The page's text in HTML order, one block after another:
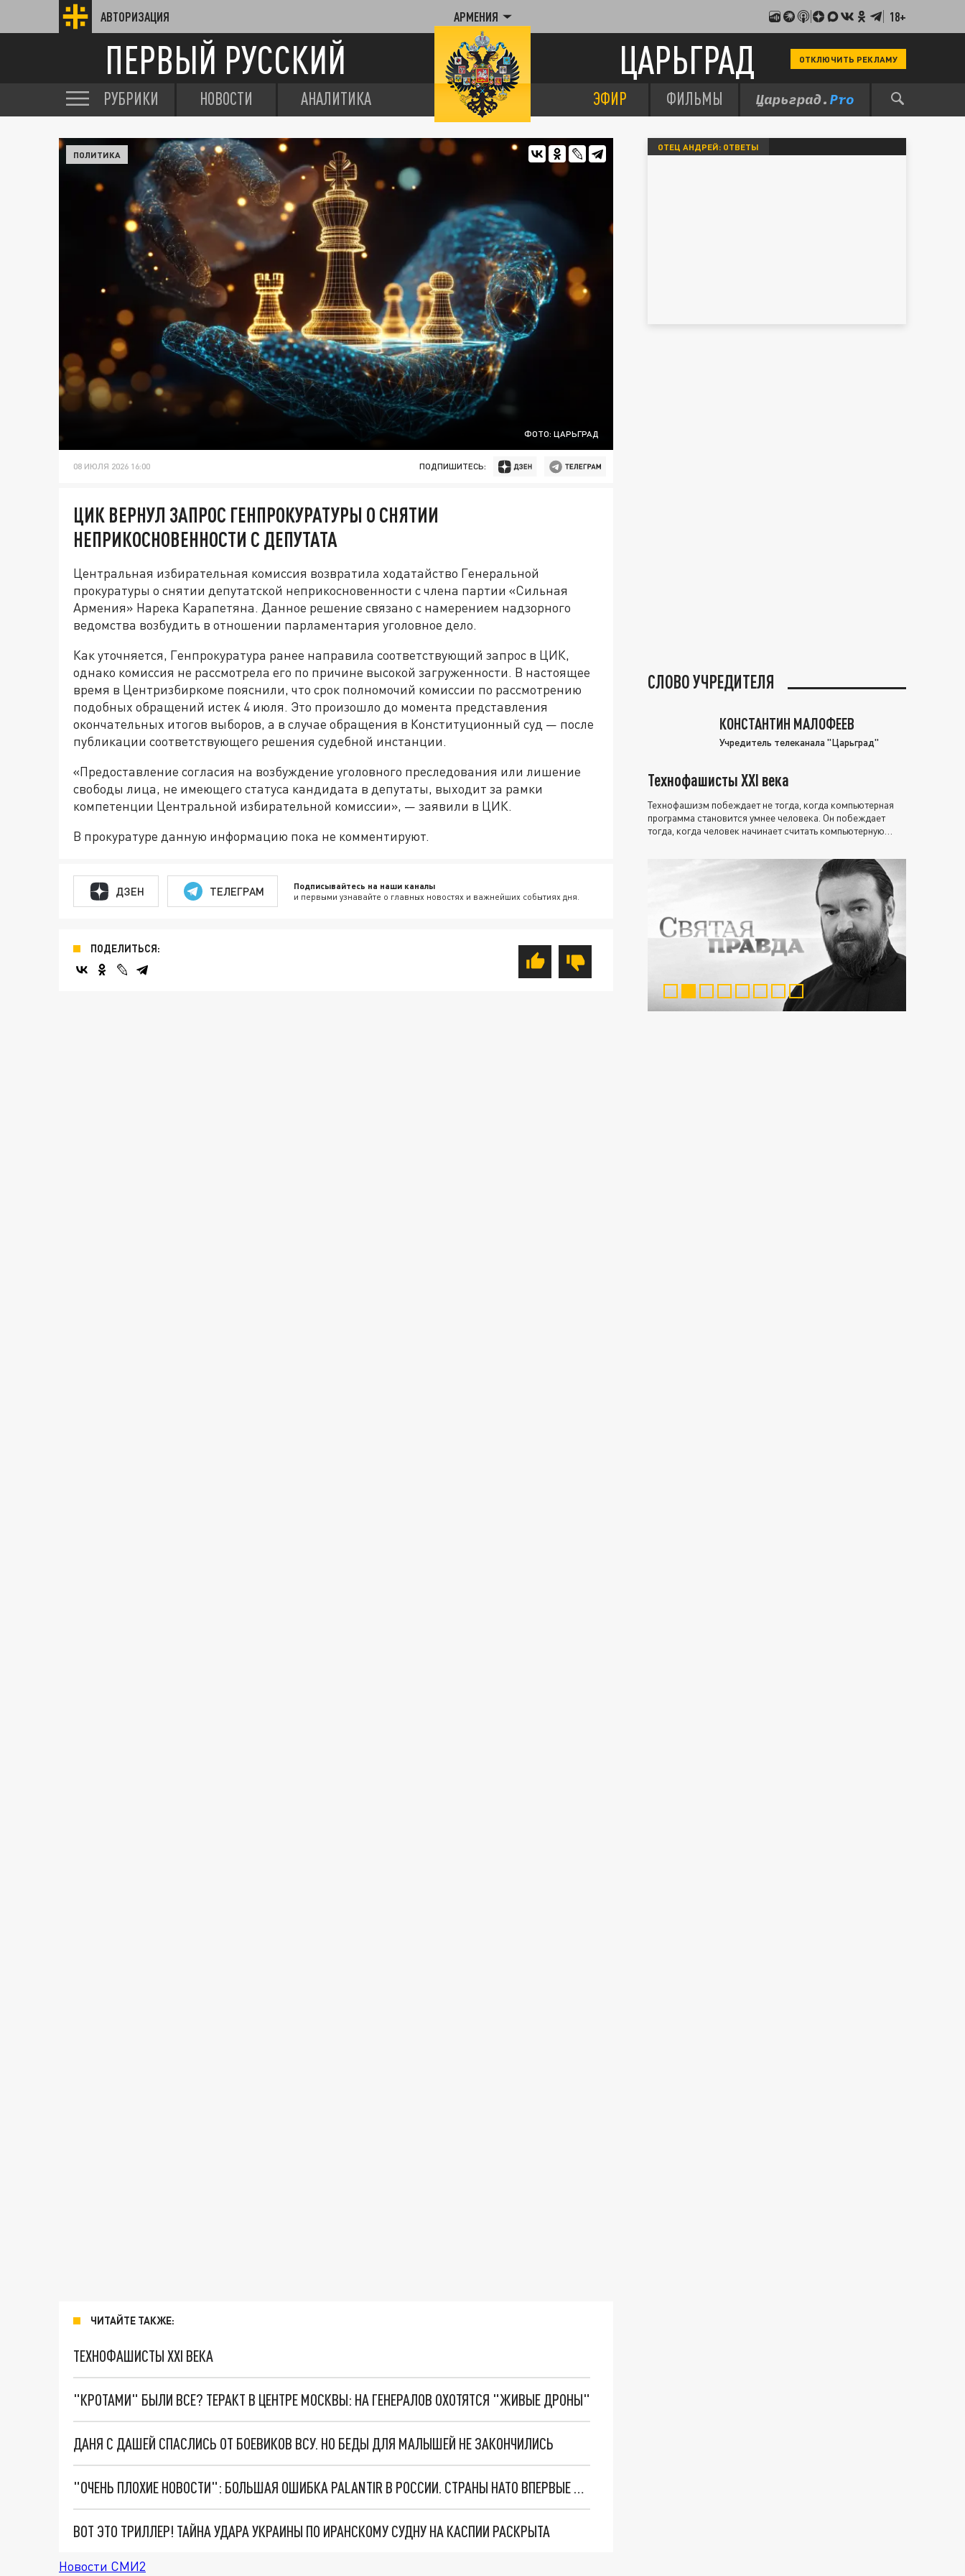
АВТОРИЗАЦИЯ АРМЕНИЯ 18+
ПЕРВЫЙ РУССКИЙ ЦАРЬГРАД ОТКЛЮЧИТЬ РЕКЛАМУ
РУБРИКИ НОВОСТИ АНАЛИТИКА ЭФИР ФИЛЬМЫ
ФОТО: ЦАРЬГРАД
ПОЛИТИКА
08 ИЮЛЯ 2026 16:00 ПОДПИШИТЕСЬ:
ЦИК ВЕРНУЛ ЗАПРОС ГЕНПРОКУРАТУРЫ О СНЯТИИ
НЕПРИКОСНОВЕННОСТИ С ДЕПУТАТА
Центральная избирательная комиссия возвратила ходатайство Генеральной
прокуратуры о снятии депутатской неприкосновенности с члена партии «Сильная
Армения» Нарека Карапетяна. Данное решение связано с намерением надзорного
ведомства возбудить в отношении парламентария уголовное дело.
Как уточняется, Генпрокуратура ранее направила соответствующий запрос в ЦИК,
однако комиссия не рассмотрела его по причине высокой загруженности. В настоящее
время в Центризбиркоме пояснили, что срок полномочий комиссии по рассмотрению
подобных обращений истек 4 июля. Это произошло до момента представления
окончательных итогов выборов, а в случае обращения в Конституционный суд — после
публикации соответствующего решения судебной инстанции.
«Предоставление согласия на возбуждение уголовного преследования или лишение
свободы лица, не имеющего статуса кандидата в депутаты, выходит за рамки
компетенции Центральной избирательной комиссии», — заявили в ЦИК.
В прокуратуре данную информацию пока не комментируют.
ДЗЕН ТЕЛЕГРАМ Подписывайтесь на наши каналы
и первыми узнавайте о главных новостях и важнейших событиях дня.
ПОДЕЛИТЬСЯ:
ЧИТАЙТЕ ТАКЖЕ:
ТЕХНОФАШИСТЫ XXI ВЕКА
"КРОТАМИ" БЫЛИ ВСЕ? ТЕРАКТ В ЦЕНТРЕ МОСКВЫ: НА ГЕНЕРАЛОВ ОХОТЯТСЯ "ЖИВЫЕ ДРОНЫ"
ДАНЯ С ДАШЕЙ СПАСЛИСЬ ОТ БОЕВИКОВ ВСУ. НО БЕДЫ ДЛЯ МАЛЫШЕЙ НЕ ЗАКОНЧИЛИСЬ
"ОЧЕНЬ ПЛОХИЕ НОВОСТИ": БОЛЬШАЯ ОШИБКА PALANTIR В РОССИИ. СТРАНЫ НАТО ВПЕРВЫЕ ЗА СВО ОСТАНОВИЛИ ПОСТАВКИ ОРУЖИЯ. ВСУ ТЕРЯЮТ ПРИГРАНИЧЬЕ?
ВОТ ЭТО ТРИЛЛЕР! ТАЙНА УДАРА УКРАИНЫ ПО ИРАНСКОМУ СУДНУ НА КАСПИИ РАСКРЫТА
Новости СМИ2
ОТЕЦ АНДРЕЙ: ОТВЕТЫ
СЛОВО УЧРЕДИТЕЛЯ
КОНСТАНТИН МАЛОФЕЕВ
Учредитель телеканала "Царьград"
Технофашисты XXI века
Технофашизм побеждает не тогда, когда компьютерная
программа становится умнее человека. Он побеждает
тогда, когда человек начинает считать компьютерную